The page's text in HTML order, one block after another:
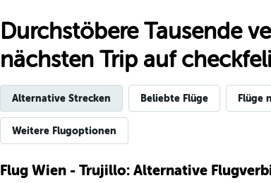
Durchstöbere Tausende
nächsten Trip auf
Alternative Strecken Beliebte Flüge Flüge
Weitere Flugoptionen
Flug Wien - Trujillo: Alternative